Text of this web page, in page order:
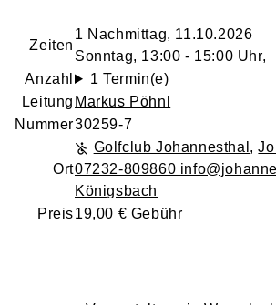
Zeiten
1 Nachmittag, 11.10.2026
Sonntag, 13:00 - 15:00 Uhr,
Anzahl
1 Termin(e)
Leitung Markus Pöhnl
Nummer30259-7
Ort
Golfclub Johannesthal ,
07232-809860
Königsbach
Preis19,00 € Gebühr